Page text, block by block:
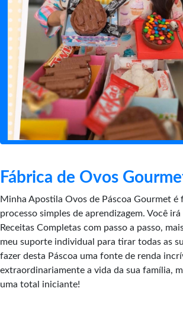
Fábrica de Ovos
Minha Apostila Ovos de Páscoa Gourmet é
processo simples de aprendizagem. Você
Receitas Completas com passo a passo,
meu suporte individual para tirar todas as
fazer desta Páscoa uma fonte de renda
extraordinariamente a vida da sua família,
uma total iniciante!